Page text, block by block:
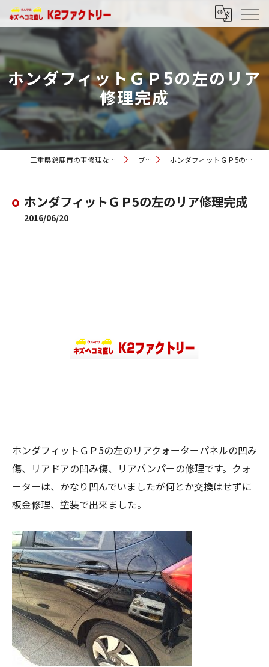
ホンダフィットＧＰ5の左のリア
修理完成
三重県鈴鹿市の車修理ならK2ファクトリー ブログ ホンダフィットＧＰ5の左のリア修理完成
ホンダフィットＧＰ5の左のリア修理完成
2016/06/20
ホンダフィットＧＰ5の左のリアクォーターパネルの凹み
傷、リアドアの凹み傷、リアバンパーの修理です。クォ
ーターは、かなり凹んでいましたが何とか交換はせずに
板金修理、塗装で出来ました。